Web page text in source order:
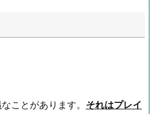
ことがあります。 それはプレイ